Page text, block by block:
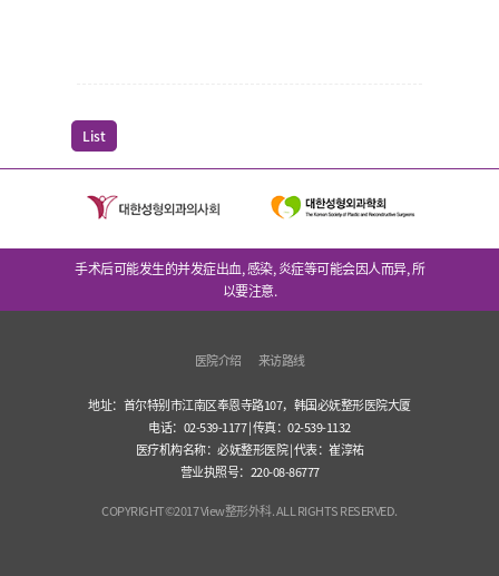
List
手术后可能发生的并发症出血, 感染, 炎症等可能会因人而异, 所
以要注意.
医院介绍 来访路线
地址：首尔特别市江南区奉恩寺路107，韩国必妩整形医院大厦
电话：02-539-1177 | 传真：02-539-1132
医疗机构名称：必妩整形医院 | 代表：崔淳祐
营业执照号：220-08-86777
COPYRIGHT©2017 View整形外科. ALL RIGHTS RESERVED.